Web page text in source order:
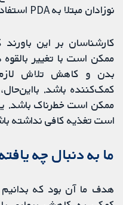
نوزادان مبتلا به PDA استفاده می‌شود.
کارشناسان بر این
ممکن است با تغییر
بدن و کاهش تلاش
کمک‌کننده باشد.
ممکن است خطرناک
است تغذیه کافی نداشته
ما به دنبال چه
هدف ما آن بود که